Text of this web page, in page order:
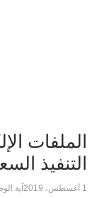
الملفات
التنفيذ
1 أغسطس، 2019 آية